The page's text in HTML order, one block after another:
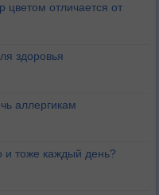
цветом отличается от
здоровья
аллергикам
и тоже каждый день?